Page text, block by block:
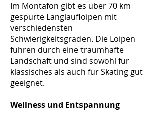
Im Montafon gibt es über 70 km
gespurte Langlaufloipen mit
verschiedensten
Schwierigkeitsgraden. Die Loipen
führen durch eine traumhafte
Landschaft und sind sowohl für
klassisches als auch für Skating gut
geeignet.
Wellness und Entspannung